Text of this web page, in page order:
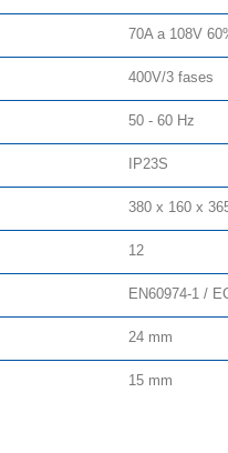
70A a 108V
400V/3 fases
50 - 60 Hz
IP23S
380 x 160 x
12
EN60974-1 /
24 mm
15 mm